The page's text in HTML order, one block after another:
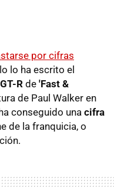
por cifras
lo ha escrito el
R de 'Fast &
de Paul Walker en
conseguido una cifra
de la franquicia, o